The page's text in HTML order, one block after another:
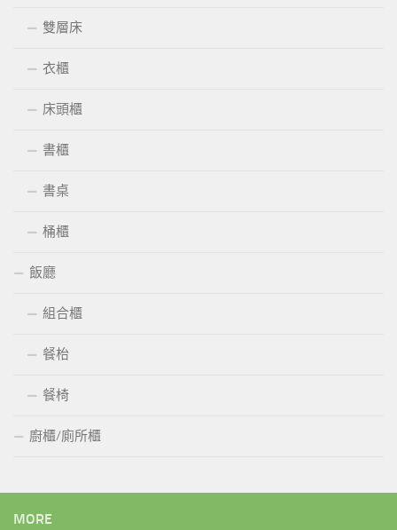
雙層床
衣櫃
床頭櫃
書櫃
書桌
桶櫃
飯廳
組合櫃
餐枱
餐椅
廚櫃/廁所櫃
MORE